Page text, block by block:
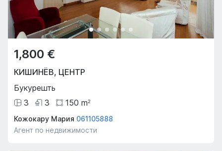
1,800 €
КИШИНЁВ, ЦЕНТР
Букурешть
3
3 150 m2
Кожокару Мария 061105888
Агент по недвижимости